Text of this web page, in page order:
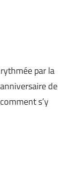
par la
de
s’y